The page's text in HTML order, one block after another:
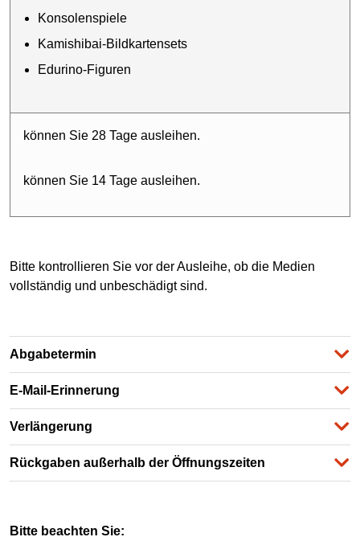
Konsolenspiele
Kamishibai-Bildkartensets
Edurino-Figuren
können Sie 28 Tage ausleihen.
können Sie 14 Tage ausleihen.
Bitte kontrollieren Sie vor der Ausleihe, ob die Medien
vollständig und unbeschädigt sind.
Abgabetermin
E-Mail-Erinnerung
Verlängerung
Rückgaben außerhalb der Öffnungszeiten
Bitte beachten Sie: